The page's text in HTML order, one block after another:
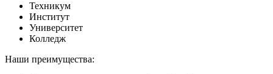
Техникум
Институт
Университет
Колледж
Наши преимущества: